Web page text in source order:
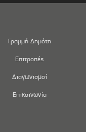
Γραμμή Δημότη
Επιτροπές
Διαγωνισμοί
Επικοινωνία